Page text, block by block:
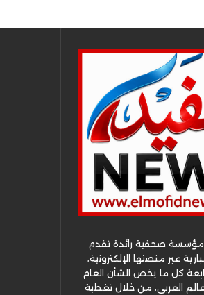
مؤسسة صحفية رائدة تقدم
عبر منصتها الإلكترونية،
كل ما يخص الشأن العام
العربي، من خلال تغطية